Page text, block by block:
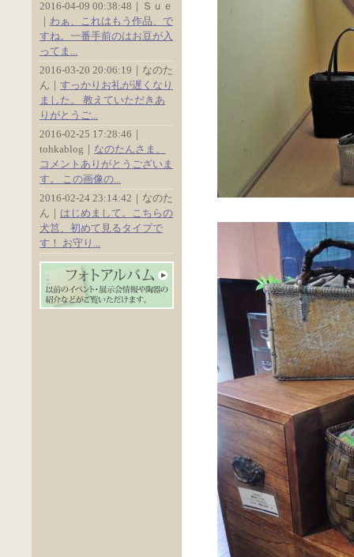
2016-04-09 00:38:48｜Ｓｕｅ
わぁ、これはもう作品、で
すね。一番手前のはお豆が入
ってま...
2016-03-20 20:06:19｜なのた
ん｜ すっかりお礼が遅くなり
ました。 教えていただきあ
りがとうご...
2016-02-25 17:28:46｜
tohkablog｜ なのたんさま、
コメントありがとうございま
す。 この画像の...
2016-02-24 23:14:42｜なのた
ん｜ はじめまして。こちらの
犬筥、初めて見るタイプで
す！ お守り...